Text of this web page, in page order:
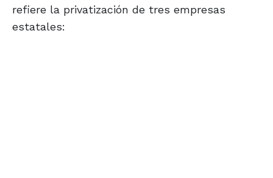
refiere la privatización de tres empresas
estatales: